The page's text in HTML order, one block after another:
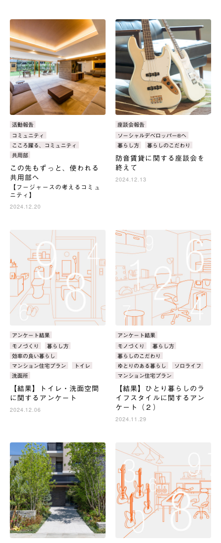
カ
テ
リ：
活動報告
タ
グ：
コミュニティ
こころ躍る、コミュニティ
共用部
この先もずっと、使われる
共用部へ
【フージャースの考えるコミュ
ニティ】
2024.12.20
カ
テ
ゴ
リ：
座談会報告
タ
グ：
ソーシャルデベロッパー®へ
暮らし方
暮らしのこだわり
防音賃貸に関する座談会を
終えて
2024.12.13
カ
テ
ゴ
リ：
アンケート結果
タ
グ：
モノづくり
暮らし方
効率の良い暮らし
マンション住宅プラン
トイレ
洗面所
【結果】トイレ・洗面空間
に関するアンケート
2024.12.06
カ
テ
ゴ
リ：
アンケート結果
タ
グ：
モノづくり
暮らし方
暮らしのこだわり
ゆとりのある暮らし
ソロライフ
マンション住宅プラン
【結果】ひとり暮らしのラ
イフスタイルに関するアン
ケート（２）
2024.11.29